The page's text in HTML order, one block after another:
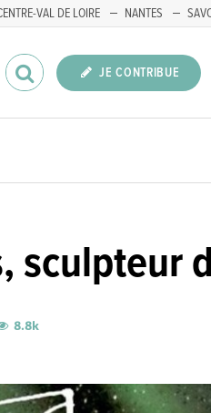
VAL DE LOIRE NANTES
JE CONTRIBUE
sculpteur
8.8k